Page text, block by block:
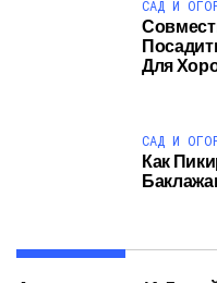
САД И
Для
САД И
Как